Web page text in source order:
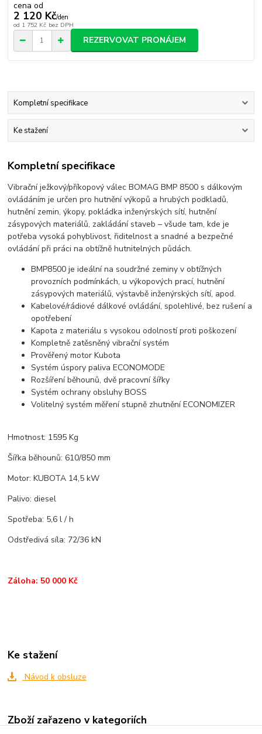
cena od
2 120 Kč/den
od 1 752 Kč bez DPH
REZERVOVAT PRONÁJEM
Kompletní specifikace
Ke stažení
Kompletní specifikace
Vibrační ježkový/příkopový válec BOMAG BMP 8500 s dálkovým
ovládáním je určen pro hutnění výkopů a hrubých podkladů,
hutnění zemin, ýkopy, pokládka inženýrských sítí, hutnění
zásypových materiálů, zakládání staveb – všude tam, kde je
potřeba vysoká pohyblivost, řiditelnost a snadné a bezpečné
ovládání při práci na obtížně hutnitelných půdách.
BMP8500 je ideální na soudržné zeminy v obtížných
provozních podmínkách, u výkopových prací, hutnění
zásypových materiálů, výstavbě inženýrských sítí, apod.
Kabelové/rádiové dálkové ovládání, spolehlivé, bez rušení a
opotřebení
Kapota z materiálu s vysokou odolností proti poškození
Kompletně zatěsněný vibrační systém
Prověřený motor Kubota
Systém úspory paliva ECONOMODE
Rozšíření běhounů, dvě pracovní šířky
Systém ochrany obsluhy BOSS
Volitelný systém měření stupně zhutnění ECONOMIZER
Hmotnost: 1595 Kg
Šířka běhounů: 610/850 mm
Motor: KUBOTA 14,5 kW
Palivo: diesel
Spotřeba: 5,6 l / h
Odstředivá síla: 72/36 kN
Záloha: 50 000 Kč
Ke stažení
Návod k obsluze
Zboží zařazeno v kategoriích